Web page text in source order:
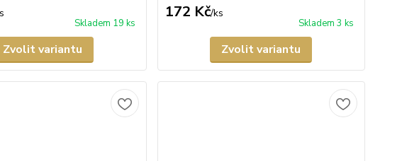
Skladem 19 ks
Zvolit variantu
172 Kč/ks
Skladem 3 ks
Zvolit variantu